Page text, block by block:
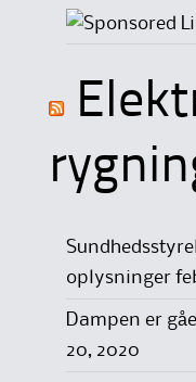
oplysninger
Dampen er
20, 2020